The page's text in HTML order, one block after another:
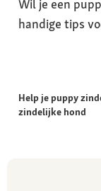
Wil je een
handige tips
Help je puppy
zindelijke hond